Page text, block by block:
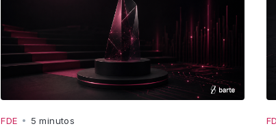
FDE • 5 minutos